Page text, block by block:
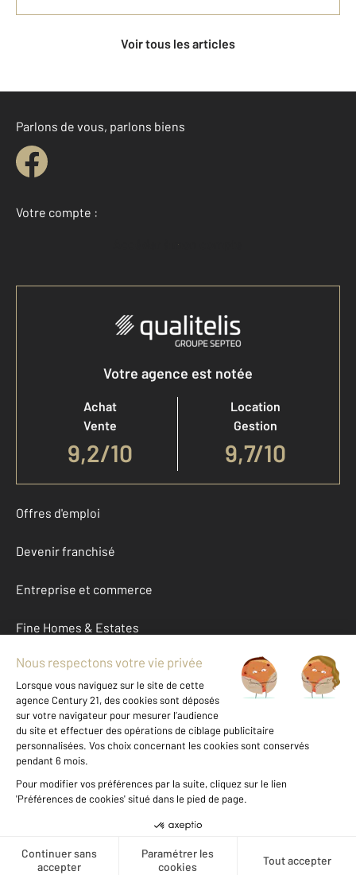
Voir tous les articles
Parlons de vous, parlons biens
Votre compte :
Accéder à mon compte
Votre agence est notée
Achat
Vente
9,2/10
Location
Gestion
9,7/10
Offres d'emploi
Devenir franchisé
Entreprise et commerce
Fine Homes & Estates
À propos
International
Nous contacter
Données personnelles
Gestionnaire des cookies